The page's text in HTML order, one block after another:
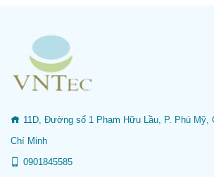
11D, Đường số 1 Phạm Hữu Lầu, P. Phú Mỹ,
Chí Minh
0901845585